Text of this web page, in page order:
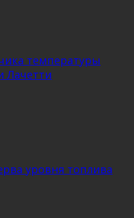
температуры
Лачетти
уровня топлива